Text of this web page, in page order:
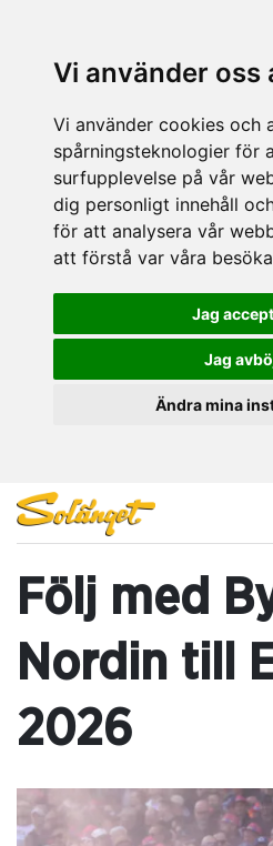
Vi använder oss
Vi använder cookies och
spårningsteknologier för
surfupplevelse på vår
dig personligt innehåll
för att analysera vår
att förstå var våra
Jag
Jag
Ändra mina
Följ med
Nordin till
2026